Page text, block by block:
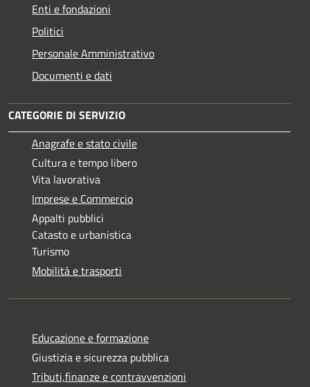
Enti e fondazioni
Politici
Personale Amministrativo
Documenti e dati
CATEGORIE DI SERVIZIO
Anagrafe e stato civile
Cultura e tempo libero
Vita lavorativa
Imprese e Commercio
Appalti pubblici
Catasto e urbanistica
Turismo
Mobilità e trasporti
Educazione e formazione
Giustizia e sicurezza pubblica
Tributi,finanze e contravvenzioni